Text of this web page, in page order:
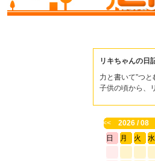
リキちゃんの日
力と書いて”つと
子供の頃から、
<<
2026 / 08
日
月 火 水